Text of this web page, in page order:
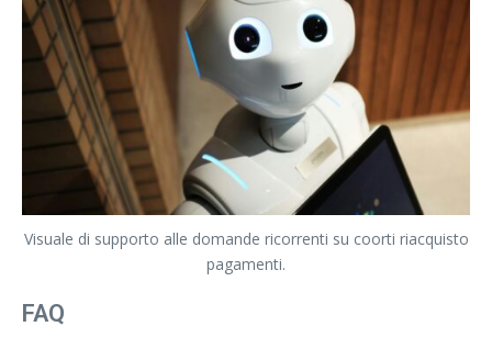
Visuale di supporto alle domande ricorrenti su coorti riacquisto
pagamenti.
FAQ